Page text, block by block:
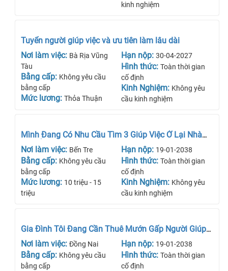
kinh nghiệm
Tuyển người giúp việc và ưu tiên làm lâu dài
Nơi làm việc: Bà Rịa Vũng
Tàu
Bằng cấp: Không yêu cầu
bằng cấp
Mức lương: Thỏa Thuận
Hạn nộp: 30-04-2027
Hình thức: Toàn thời gian
cố định
Kinh Nghiệm: Không yêu
cầu kinh nghiệm
Mình Đang Có Nhu Cầu Tìm 3 Giúp Việc Ở Lại Nhà
Và Gắn Bó Lâu Dài
Nơi làm việc: Bến Tre
Bằng cấp: Không yêu cầu
bằng cấp
Mức lương: 10 triệu - 15
triệu
Hạn nộp: 19-01-2038
Hình thức: Toàn thời gian
cố định
Kinh Nghiệm: Không yêu
cầu kinh nghiệm
Gia Đình Tôi Đang Cần Thuê Mướn Gấp Người Giúp
Việc
Nơi làm việc: Đồng Nai
Bằng cấp: Không yêu cầu
bằng cấp
Hạn nộp: 19-01-2038
Hình thức: Toàn thời gian
cố định